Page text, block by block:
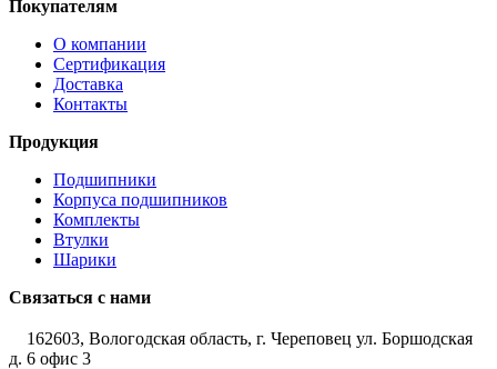
Покупателям
О компании
Сертификация
Доставка
Контакты
Продукция
Подшипники
Корпуса подшипников
Комплекты
Втулки
Шарики
Связаться с нами
162603, Вологодская область, г. Череповец ул. Боршодская
д. 6 офис 3